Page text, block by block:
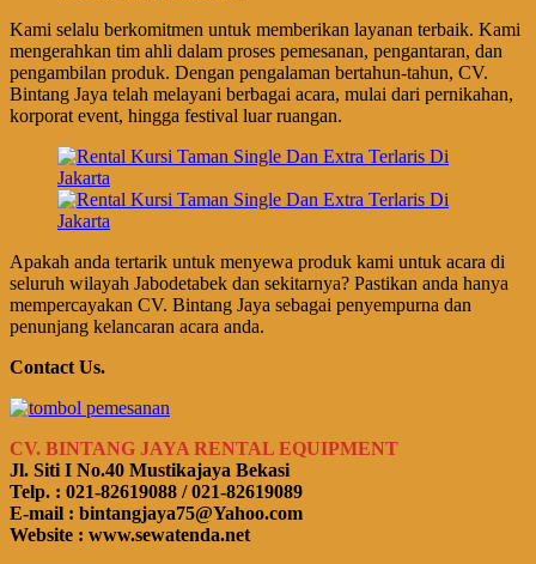
Kami selalu berkomitmen untuk memberikan layanan terbaik. Kami
mengerahkan tim ahli dalam proses pemesanan, pengantaran, dan
pengambilan produk. Dengan pengalaman bertahun-tahun, CV.
Bintang Jaya telah melayani berbagai acara, mulai dari pernikahan,
korporat event, hingga festival luar ruangan.
Apakah anda tertarik untuk menyewa produk kami untuk acara di
seluruh wilayah Jabodetabek dan sekitarnya? Pastikan anda hanya
mempercayakan CV. Bintang Jaya sebagai penyempurna dan
penunjang kelancaran acara anda.
Contact Us.
CV. BINTANG JAYA RENTAL EQUIPMENT
Jl. Siti I No.40 Mustikajaya Bekasi
Telp. : 021-82619088 / 021-82619089
E-mail : bintangjaya75@Yahoo.com
Website : www.sewatenda.net